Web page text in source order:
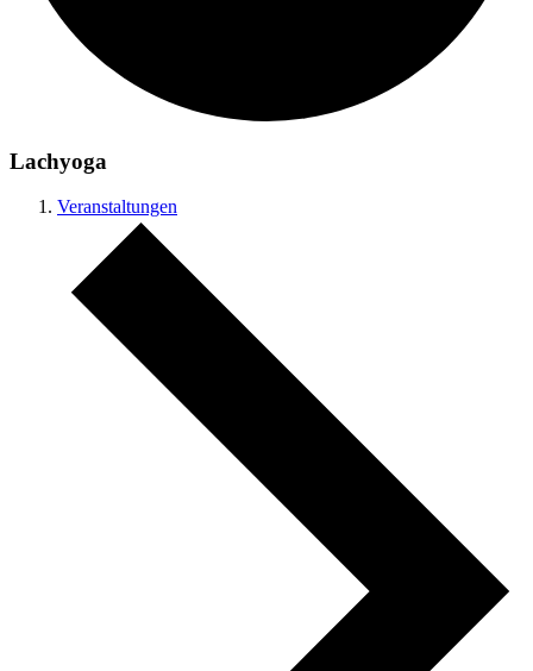
Lachyoga
Veranstaltungen